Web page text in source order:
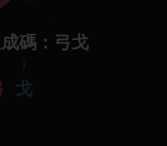
成碼：弓戈
i
戈